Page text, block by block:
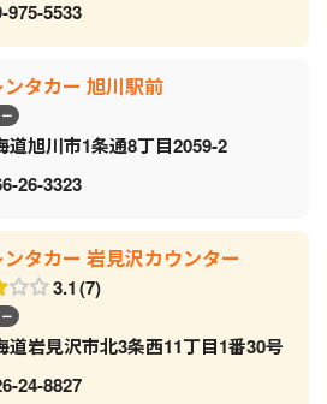
975-5533
ンタカー 旭川駅前
道旭川市1条通8丁目2059‐2
26-3323
ンタカー 岩見沢カウンター
3.1 7
道岩見沢市北3条西11丁目1番30号
24-8827